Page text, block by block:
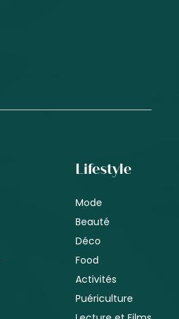
Lifestyle
Mode
Beauté
Déco
Food
Activités
Puériculture